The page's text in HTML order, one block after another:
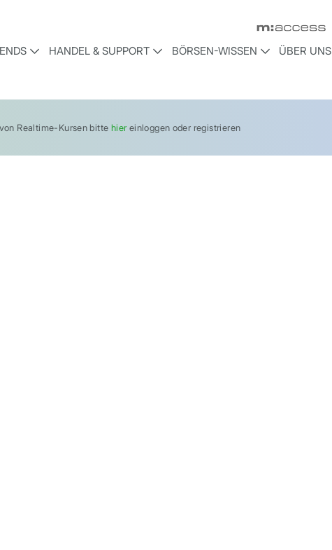
HANDEL & SUPPORT BÖRSEN-WISSEN ÜBER UNS
Realtime-Kursen bitte hier einloggen oder registrieren